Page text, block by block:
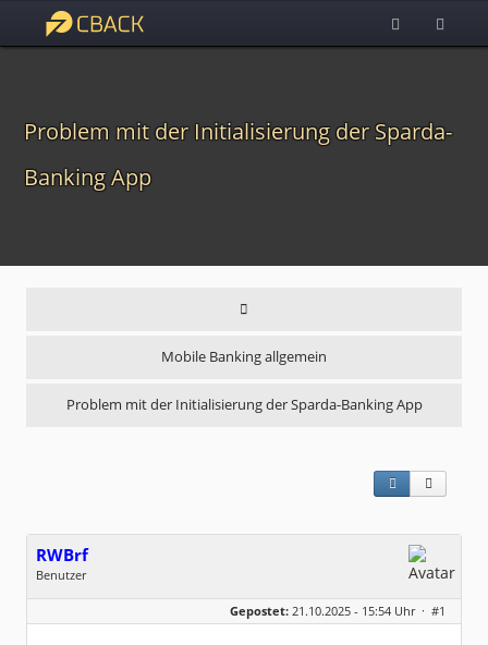
Problem mit der Initialisierung der Sparda-
Banking App
Mobile Banking allgemein
Problem mit der Initialisierung der Sparda-Banking App
RWBrf
Benutzer
Geschlecht:
keine Angabe
Dabei seit:
07 / 2023
Gepostet: 21.10.2025 - 15:54 Uhr · #1